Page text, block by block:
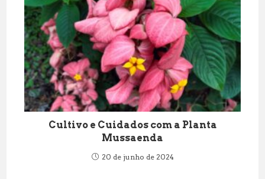
Cultivo e Cuidados com a Planta
Mussaenda
20 de junho de 2024